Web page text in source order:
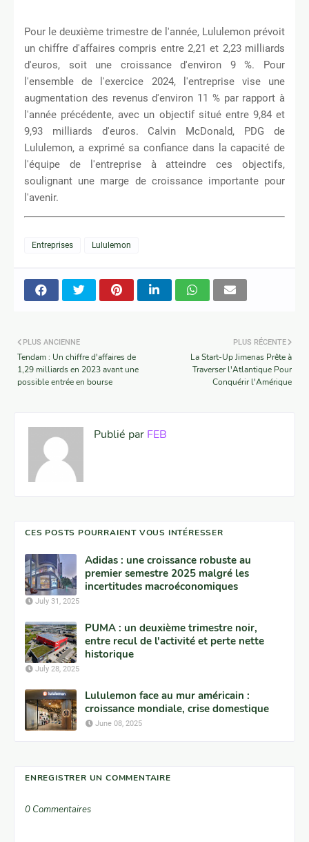
Pour le deuxième trimestre de l'année, Lululemon prévoit
un chiffre d'affaires compris entre 2,21 et 2,23 milliards
d'euros, soit une croissance d'environ 9 %. Pour
l'ensemble de l'exercice 2024, l'entreprise vise une
augmentation des revenus d'environ 11 % par rapport à
l'année précédente, avec un objectif situé entre 9,84 et
9,93 milliards d'euros. Calvin McDonald, PDG de
Lululemon, a exprimé sa confiance dans la capacité de
l'équipe de l'entreprise à atteindre ces objectifs,
soulignant une marge de croissance importante pour
l'avenir.
Entreprises Lululemon
PLUS RÉCENTE
La Start-Up Jimenas Prête à
Traverser l'Atlantique Pour
Conquérir l'Amérique
PLUS ANCIENNE
Tendam : Un chiffre d'affaires de
1,29 milliards en 2023 avant une
possible entrée en bourse
Publié par FEB
CES POSTS POURRAIENT VOUS INTÉRESSER
Adidas : une croissance robuste au
premier semestre 2025 malgré les
incertitudes macroéconomiques
July 31, 2025
PUMA : un deuxième trimestre noir,
entre recul de l'activité et perte nette
historique
July 28, 2025
Lululemon face au mur américain :
croissance mondiale, crise domestique
June 08, 2025
ENREGISTRER UN COMMENTAIRE
0 Commentaires